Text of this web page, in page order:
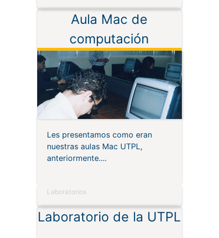
Aula Mac de
computación
Les presentamos como eran
nuestras aulas Mac UTPL,
anteriormente.
Laboratorios
Laboratorio de la UTPL